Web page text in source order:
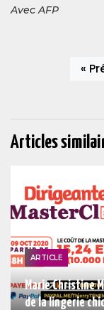
Avec AFP
«
Articles
ARTICLE
Marie Christine
de la lingerie